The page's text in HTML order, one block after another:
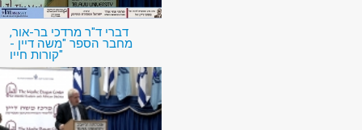
דברי ד"ר מרדכי בר-אור,
מחבר הספר "משה דיין -
קורות חייו"